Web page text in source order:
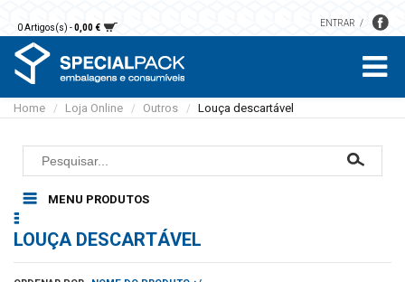
0 Artigos(s) -0,00 € ENTRAR
Home / Loja Online / Outros / Louça descartável
MENU PRODUTOS
Alumínio
Microondas
Pastelaria
LOUÇA DESCARTÁVEL